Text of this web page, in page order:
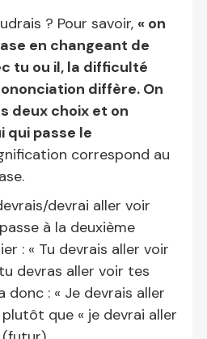
? Pour savoir, « on
en changeant de
tu ou il, la difficulté
diffère. On
deux choix et on
qui passe le
correspond au
devrai aller voir
à la deuxième
: « Tu devrais aller voir
devras aller voir tes
donc : « Je devrais aller
que « je devrai aller